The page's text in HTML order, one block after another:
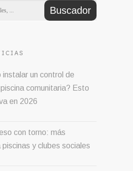
un control de
comunitaria? Esto
en 2026
con torno: más
y clubes sociales